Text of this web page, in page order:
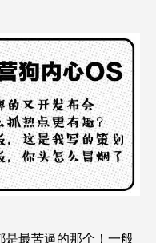
是最苦逼的那个！一般